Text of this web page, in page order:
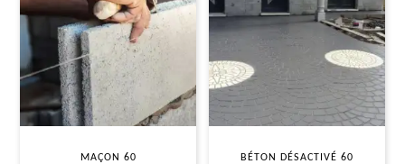
MAÇON 60 BÉTON DÉSACTIVÉ 60